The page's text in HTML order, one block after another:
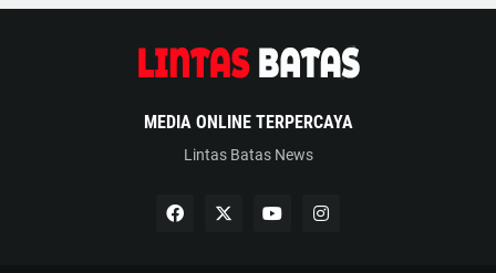
MEDIA ONLINE TERPERCAYA
Lintas Batas News